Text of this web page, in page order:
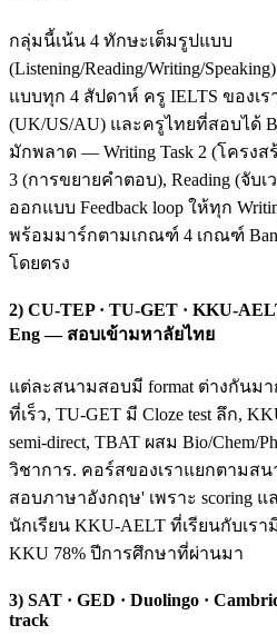
กลุ่มนี้เน้น 4 ทักษะเต็มรูปแบบ
(Listening/Reading/Writing/
แบบทุก 4 สัปดาห์ ครู IELTS ของเ
(UK/US/AU) และครูไทยที่สอบได้
มักพลาด — Writing Task 2 (โครงสร้
3 (การขยายคำตอบ), Reading (จับเ
ออกแบบ Feedback loop ให้ทุก
พร้อมมาร์กตามเกณฑ์ 4 เกณฑ์
โดยตรง
2) CU-TEP · TU-GET · KKU-
Eng — สอบเข้ามหาลัยไทย
แต่ละสนามสอบมี format ต่างกันมา
ที่เร็ว, TU-GET มี Cloze test ลึก,
semi-direct, TBAT ผสม Bio/Chem/
วิชาการ. คอร์สของเราแยกตามส
สอบภาษาอังกฤษ' เพราะ scoring แ
นักเรียน KKU-AELT ที่เรียนกับเร
KKU 78% ปีการศึกษาที่ผ่านมา
3) SAT · GED · Duolingo ·
track